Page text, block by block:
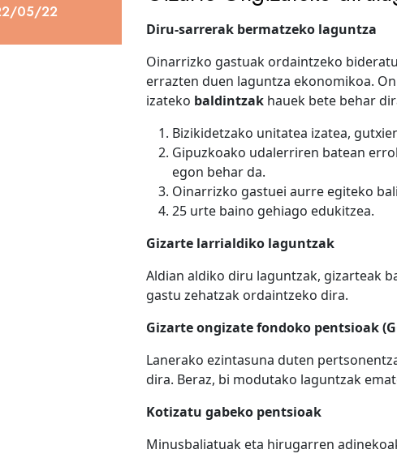
05/22
Diru-sarrerak bermatzeko laguntza
Oinarrizko gastuak ordaintzeko
errazten duen laguntza ekonomikoa.
izateko baldintzak hauek bete behar
Bizikidetzako unitatea izatea,
Gipuzkoako udalerriren batean
egon behar da.
Oinarrizko gastuei aurre egiteko
25 urte baino gehiago edukitzea.
Gizarte larrialdiko laguntzak
Aldian aldiko diru laguntzak, gizarteak
gastu zehatzak ordaintzeko dira.
Gizarte ongizate fondoko pentsioak
Lanerako ezintasuna duten
dira. Beraz, bi modutako laguntzak
Kotizatu gabeko pentsioak
Minusbaliatuak eta hirugarren